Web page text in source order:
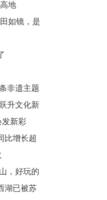
地
如镜，是
非遗主题
升文化新
发新彩
比增长超
，好玩的
湖已被苏